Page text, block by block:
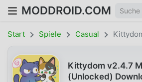
MODDROID.COM
Start Spiele Casual
Kittydom v2.4.7
(Unlocked)